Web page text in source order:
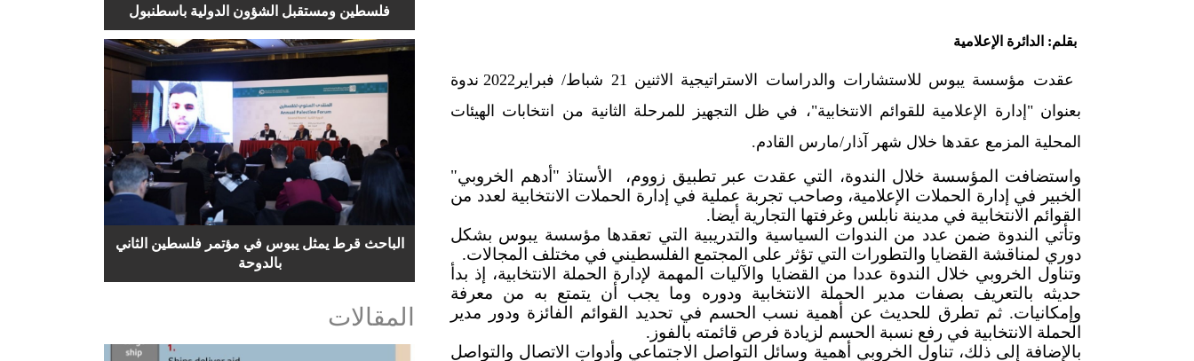
بقلم: الدائرة الإعلامية
عقدت مؤسسة يبوس للاستشارات والدراسات الاستراتيجية الاثنين 21 شباط/ فبراير2022 ندوة
بعنوان "إدارة الإعلامية للقوائم الانتخابية"، في ظل التجهيز للمرحلة الثانية من انتخابات الهيئات
المحلية المزمع عقدها خلال شهر آذار/مارس القادم.
واستضافت المؤسسة خلال الندوة، التي عقدت عبر تطبيق زووم، الأستاذ "أدهم الخروبي"
الخبير في إدارة الحملات الإعلامية، وصاحب تجربة عملية في إدارة الحملات الانتخابية لعدد من
القوائم الانتخابية في مدينة نابلس وغرفتها التجارية أيضا.
وتأتي الندوة ضمن عدد من الندوات السياسية والتدريبية التي تعقدها مؤسسة يبوس بشكل
دوري لمناقشة القضايا والتطورات التي تؤثر على المجتمع الفلسطيني في مختلف المجالات.
وتناول الخروبي خلال الندوة عددا من القضايا والآليات المهمة لإدارة الحملة الانتخابية، إذ بدأ
حديثه بالتعريف بصفات مدير الحملة الانتخابية ودوره وما يجب أن يتمتع به من معرفة
وإمكانيات. ثم تطرق للحديث عن أهمية نسب الحسم في تحديد القوائم الفائزة ودور مدير
الحملة الانتخابية في رفع نسبة الحسم لزيادة فرص قائمته بالفوز.
بالإضافة إلى ذلك، تناول الخروبي أهمية وسائل التواصل الاجتماعي وأدوات الاتصال والتواصل
فلسطين ومستقبل الشؤون الدولية باسطنبول
الباحث قرط يمثل يبوس في مؤتمر فلسطين الثاني
بالدوحة
المقالات